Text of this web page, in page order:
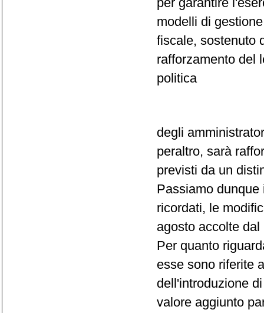
modelli di
fiscale, sostenuto
rafforzamento del
politica
degli
peraltro, sarà
previsti da un
Passiamo
ricordati, le
agosto accolte dal
Per quanto
esse sono riferite
dell'introduzione
valore aggiunto